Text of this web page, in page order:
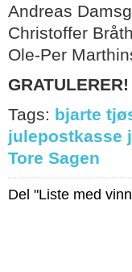
Andreas
Christoffer
Ole-Per
Tags: bjarte
julepostkasse
Tore Sagen
Del "Liste med